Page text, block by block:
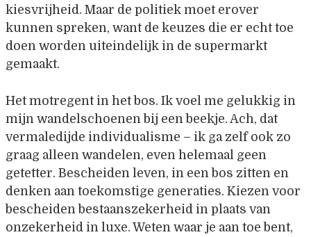
kiesvrijheid. Maar de politiek moet erover
kunnen spreken, want de keuzes die er echt toe
doen worden uiteindelijk in de supermarkt
gemaakt.
Het motregent in het bos. Ik voel me gelukkig in
mijn wandelschoenen bij een beekje. Ach, dat
vermaledijde individualisme – ik ga zelf ook zo
graag alleen wandelen, even helemaal geen
getetter. Bescheiden leven, in een bos zitten en
denken aan toekomstige generaties. Kiezen voor
bescheiden bestaanszekerheid in plaats van
onzekerheid in luxe. Weten waar je aan toe bent,